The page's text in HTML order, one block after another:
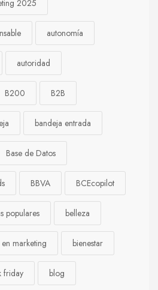
2025
autonomía
autoridad
B200 B2B
bandeja entrada
Base de Datos
BBVA BCEcopilot
populares belleza
marketing bienestar
friday blog